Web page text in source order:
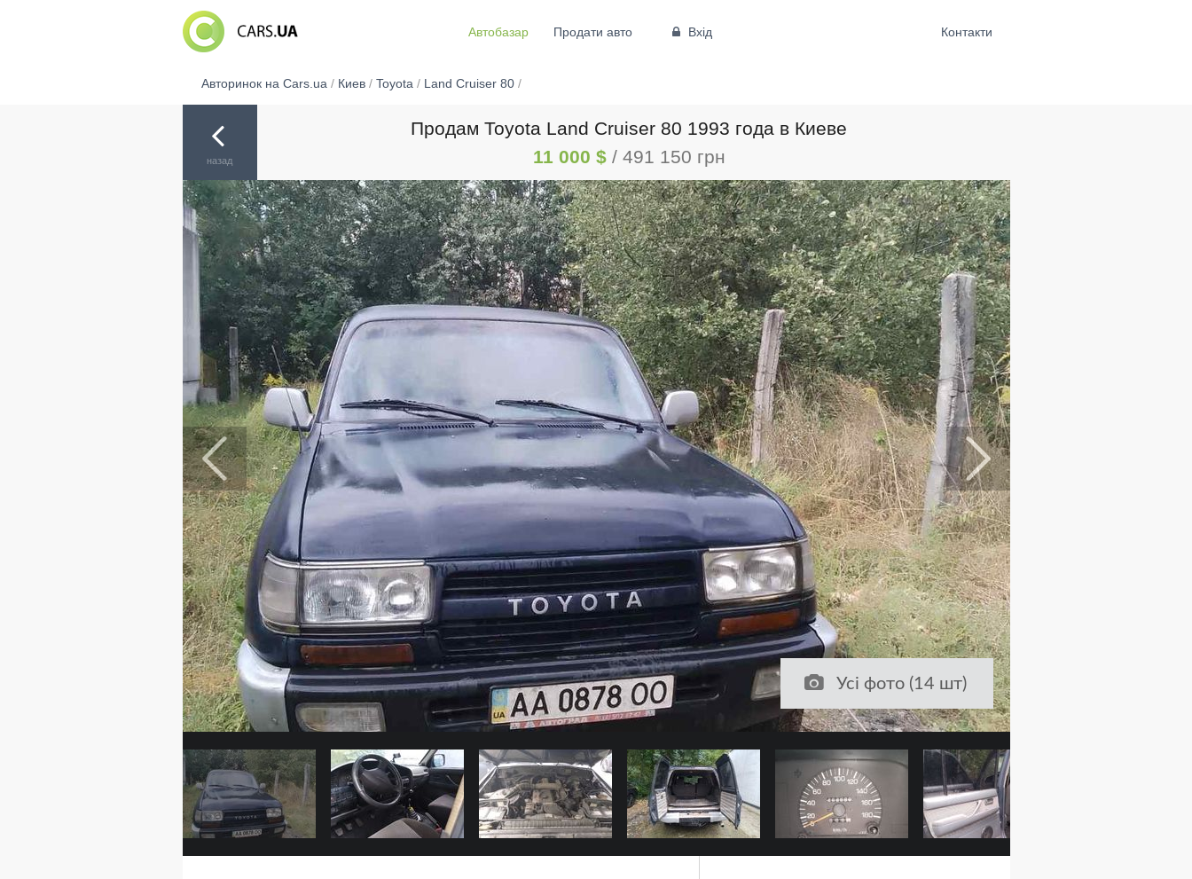
Автобазар Продати авто Вхід Контакти
Авторинок на Cars.ua / Киев/ Toyota / Land Cruiser 80/
назад
Продам Toyota Land Cruiser 80 1993 года в Киеве
11 000 $ / 491 150 грн
Усі фото (14 шт)